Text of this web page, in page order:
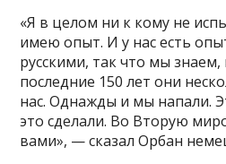
«Я в целом ни к кому не
имею опыт. И у нас есть
русскими, так что мы знаем,
последние 150 лет они
нас. Однажды и мы напали.
это сделали. Во Вторую
вами», — сказал Орбан